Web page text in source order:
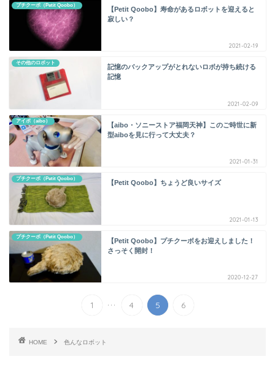
プチクーボ（Petit Qoobo）
【Petit Qoobo】寿命があるロボットを迎えると
寂しい？
2021-02-19
その他のロボット
記憶のバックアップがとれないロボが持ち続ける
記憶
2021-02-09
アイボ（aibo）
【aibo・ソニーストア福岡天神】このご時世に新
型aiboを見に行って大丈夫？
2021-01-31
プチクーボ（Petit Qoobo）
【Petit Qoobo】ちょうど良いサイズ
2021-01-13
プチクーボ（Petit Qoobo）
【Petit Qoobo】プチクーボをお迎えしました！
さっそく開封！
2020-12-27
1 ... 4 5 6
HOME 色んなロボット